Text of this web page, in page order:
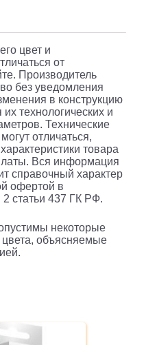
D5360/OJ
цвет и
от
Производитель
без уведомления
в конструкцию
технологических и
Технические
отличаться,
товара
Вся информация
справочный характер
офертой в
2 статьи 437 ГК РФ.
некоторые
цвета, объясняемые